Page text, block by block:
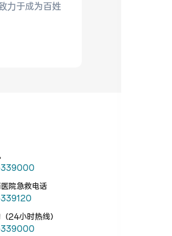
力于成为百姓
院急救电话
24小时热线）